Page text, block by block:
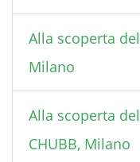
Alla scoperta
Milano
Alla scoperta
CHUBB, Milano